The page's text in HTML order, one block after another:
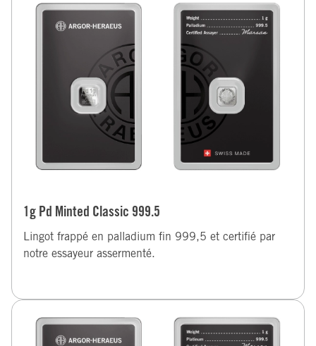
1g Pd Minted Classic 999.5
Lingot frappé en palladium fin 999,5 et certifié par
notre essayeur assermenté.